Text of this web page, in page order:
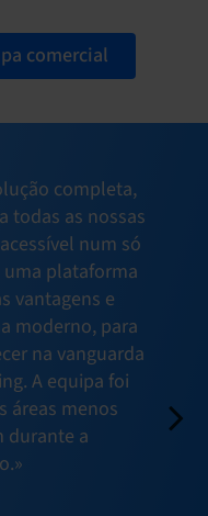
comercial
completa,
todas as nossas
num só
uma plataforma
vantagens e
moderno, para
na vanguarda
A equipa foi
áreas menos
durante a